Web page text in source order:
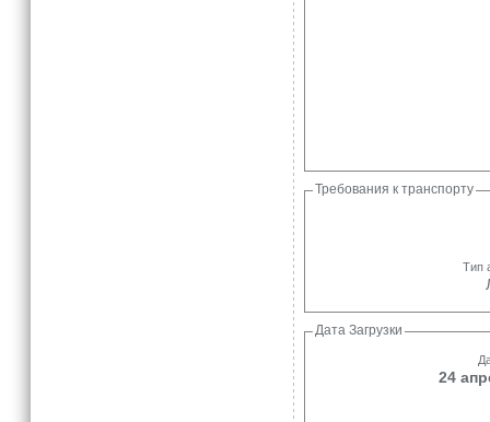
Требования к транспорту
Тип
Дата Загрузки
24